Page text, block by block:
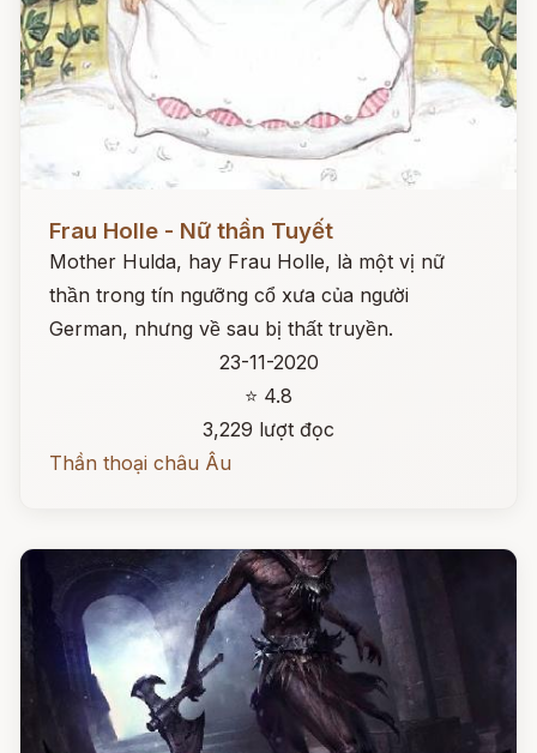
Frau Holle - Nữ thần Tuyết
Mother Hulda, hay Frau Holle, là một vị nữ
thần trong tín ngưỡng cổ xưa của người
German, nhưng về sau bị thất truyền.
23-11-2020
⭐ 4.8
3,229 lượt đọc
Thần thoại châu Âu